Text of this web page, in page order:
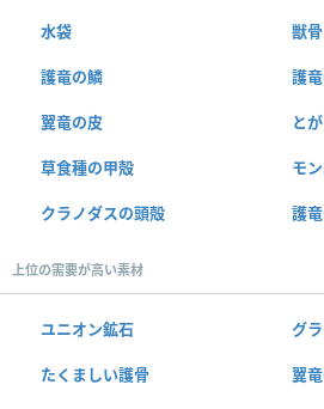
水袋 獣骨
護竜の鱗 護
翼竜の皮 と
草食種の甲殻 モ
クラノダスの頭殻 護
上位の需要が高い素材
ユニオン鉱石 グ
たくましい護骨 翼